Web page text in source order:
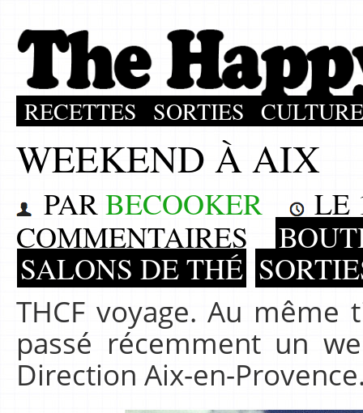
RECETTES SORTIES CULTURE
WEEKEND À AIX
PARBECOOKER LE
COMMENTAIRES
SALONS DE THÉ
THCF voyage. Au même
passé récemment un
Direction Aix-en-